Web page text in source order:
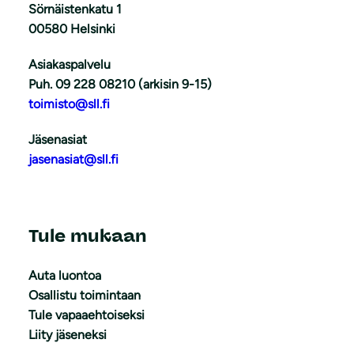
Sörnäistenkatu 1
00580 Helsinki
Asiakaspalvelu
Puh. 09 228 08210 (arkisin 9-15)
toimisto@sll.fi
Jäsenasiat
jasenasiat@sll.fi
Tule mukaan
Auta luontoa
Osallistu toimintaan
Tule vapaaehtoiseksi
Liity jäseneksi